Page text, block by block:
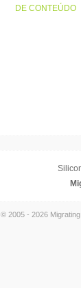
DE CONTEÚDO
© 2005 - 2026